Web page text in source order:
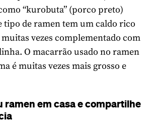
“kurobuta” (porco preto)
tipo de ramen tem um caldo rico
vezes complementado com
O macarrão usado no ramen
é muitas vezes mais grosso e
ramen em casa e compartilhe